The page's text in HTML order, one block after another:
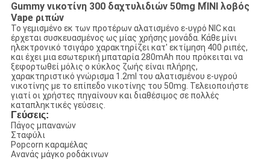
Gummy νικοτίνη 300 δαχτυλιδιών 50mg ΜΊΝΙ λοβός
Vape ριπών
Το γεμισμένο εκ των προτέρων αλατισμένο ε-υγρό NIC και
έρχεται συσκευασμένος ως μίας χρήσης μονάδα. Κάθεμίνι
ηλεκτρονικό τσιγάρο χαρακτηρίζει κατ' εκτίμηση 400 ριπές,
και έχει μια εσωτερική μπαταρία 280mAh που πρόκειται να
ξεφορτωθεί μόλις ο κύκλος ζωής είναι πλήρης,
χαρακτηριστικό γνώρισμα 1.2ml του αλατισμένου ε-υγρού
νικοτίνης με το επίπεδο νικοτίνης του 50mg. Τελειοποιήστε
γιατί οι χρήστες πηγαίνουν και διαθέσιμος σε πολλές
καταπληκτικές γεύσεις.
Γεύσεις:
Πάγος μπανανών
Σταφύλι
Popcorn καραμέλας
Ανανάς μάγκο ροδάκινων